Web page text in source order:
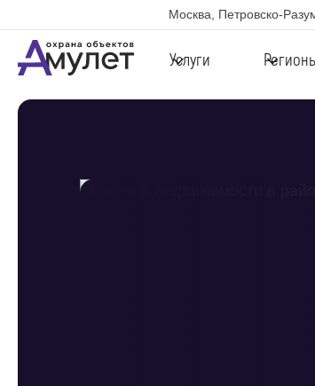
Москва, Петровско-
Услуги